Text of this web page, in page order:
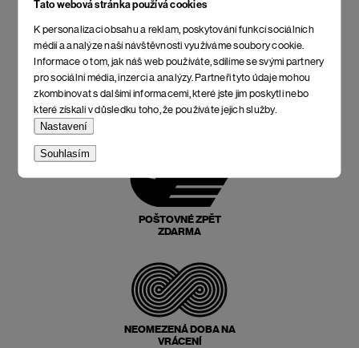
Tato webová stránka používá cookies
K personalizaci obsahu a reklam, poskytování funkcí sociálních
médií a analýze naší návštěvnosti využíváme soubory cookie.
Informace o tom, jak náš web používáte, sdílíme se svými partnery
pro sociální média, inzerci a analýzy. Partneři tyto údaje mohou
zkombinovat s dalšími informacemi, které jste jim poskytli nebo
které získali v důsledku toho, že používáte jejich služby.
Nastavení
Souhlasím
NEJLEPŠÍ POMĚR
POŠTOVNÉ ZPĚT
ZDARMA
NEOMEZENÁ DOBA NA
VRÁCENÍ